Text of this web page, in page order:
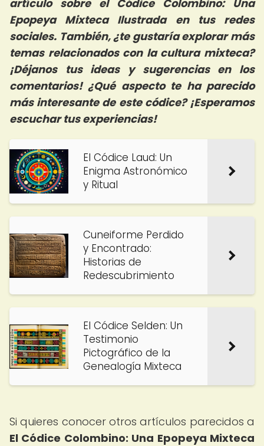
artículo sobre el Códice Colombino: Una
Epopeya Mixteca Ilustrada en tus redes
sociales. También, ¿te gustaría explorar más
temas relacionados con la cultura mixteca?
¡Déjanos tus ideas y sugerencias en los
comentarios! ¿Qué aspecto te ha parecido
más interesante de este códice? ¡Esperamos
escuchar tus experiencias!
El Códice Laud: Un
Enigma Astronómico
y Ritual
Cuneiforme Perdido
y Encontrado:
Historias de
Redescubrimiento
El Códice Selden: Un
Testimonio
Pictográfico de la
Genealogía Mixteca
Si quieres conocer otros artículos parecidos a
El Códice Colombino: Una Epopeya Mixteca